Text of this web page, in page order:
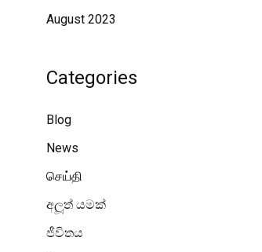
August 2023
Categories
Blog
News
செய்தி
අලූත් යමක්
ජීවිතය